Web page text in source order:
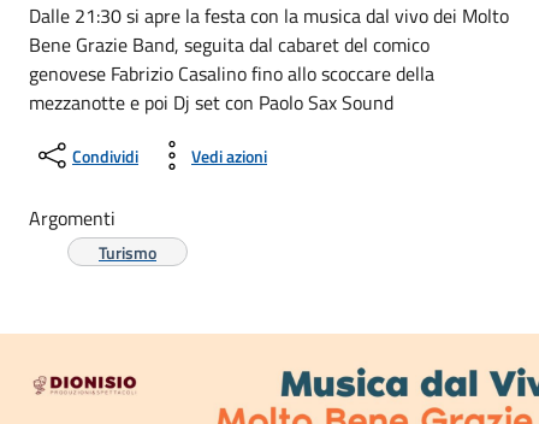
Dalle 21:30 si apre la festa con la musica dal vivo dei Molto
Bene Grazie Band, seguita dal cabaret del comico
genovese Fabrizio Casalino fino allo scoccare della
mezzanotte e poi Dj set con Paolo Sax Sound
Condividi Vedi azioni
Argomenti
Turismo